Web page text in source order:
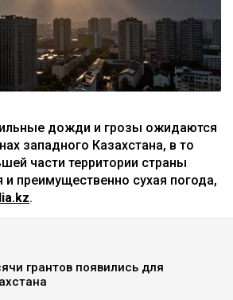
дожди и грозы ожидаются
западного Казахстана, в то
части территории страны
и преимущественно сухая погода,
.
грантов появились для